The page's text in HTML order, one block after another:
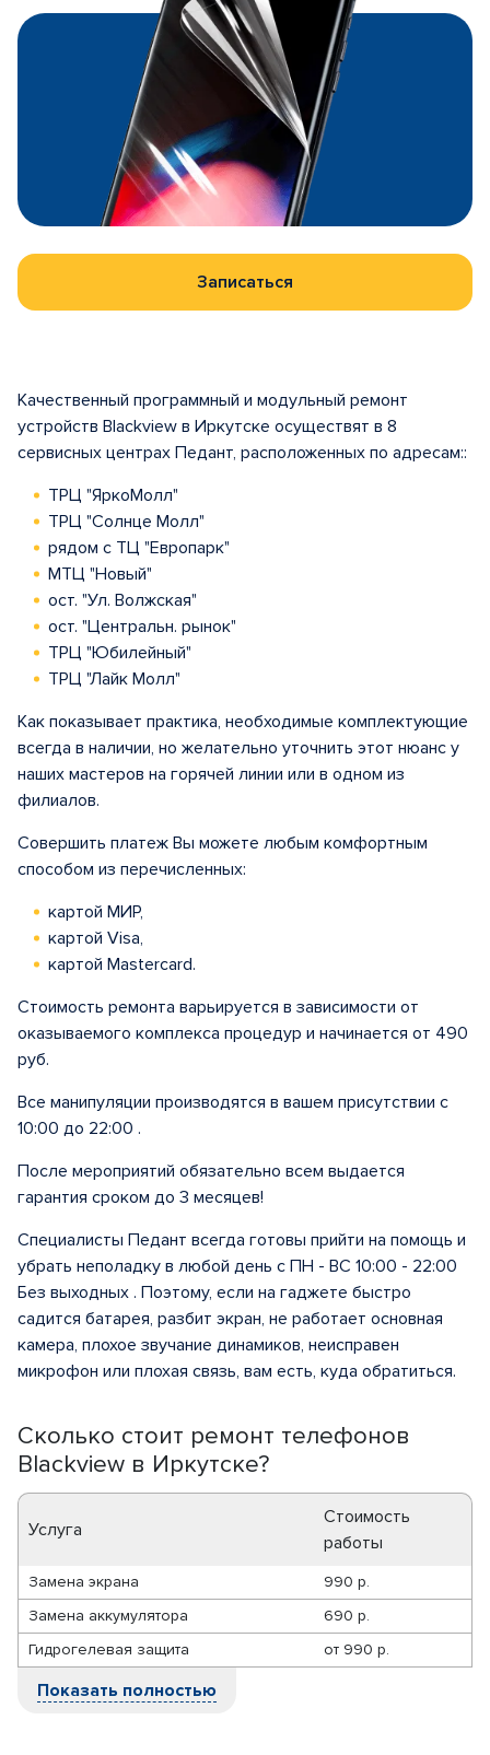
Записаться
Сколько стоит ремонт телефонов
Blackview в Иркутске?
Услуга
Стоимость
работы
Замена экрана
990 р.
Замена аккумулятора
690 р.
Гидрогелевая защита
от 990 р.
Показать полностью
Качественный программный и модульный ремонт
устройств Blackview в Иркутске осуществят в 8
сервисных центрах Педант, расположенных по адресам::
ТРЦ "ЯркоМолл"
ТРЦ "Солнце Молл"
рядом с ТЦ "Европарк"
МТЦ "Новый"
ост. "Ул. Волжская"
ост. "Центральн. рынок"
ТРЦ "Юбилейный"
ТРЦ "Лайк Молл"
Как показывает практика, необходимые комплектующие
всегда в наличии, но желательно уточнить этот нюанс у
наших мастеров на горячей линии или в одном из
филиалов.
Совершить платеж Вы можете любым комфортным
способом из перечисленных:
картой МИР,
картой Visa,
картой Mastercard.
Стоимость ремонта варьируется в зависимости от
оказываемого комплекса процедур и начинается от 490
руб.
Все манипуляции производятся в вашем присутствии с
10:00 до 22:00 .
После мероприятий обязательно всем выдается
гарантия сроком до 3 месяцев!
Специалисты Педант всегда готовы прийти на помощь и
убрать неполадку в любой день с ПН - ВС 10:00 - 22:00
Без выходных . Поэтому, если на гаджете быстро
садится батарея, разбит экран, не работает основная
камера, плохое звучание динамиков, неисправен
микрофон или плохая связь, вам есть, куда обратиться.